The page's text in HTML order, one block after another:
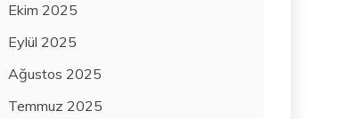
Ekim 2025
Eylül 2025
Ağustos 2025
Temmuz 2025